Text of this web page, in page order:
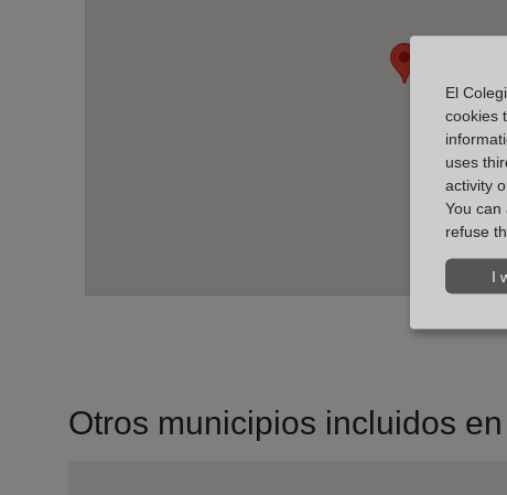
Otros municipios incluidos
El
cookies
uses
activity
You can
refuse
I